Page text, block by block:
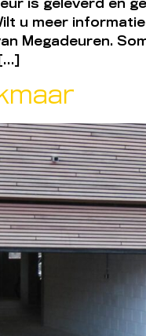
is geleverd en
u meer
Megadeuren.